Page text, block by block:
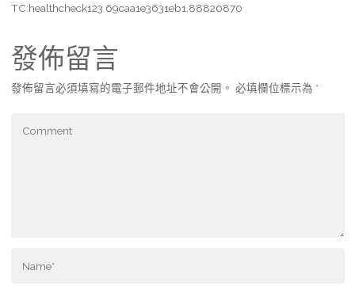
TC:healthcheck123 69caa1e3631eb1.88820870
發佈留言
發佈留言必須填寫的電子郵件地址不會公開。 必填欄位標示為 *